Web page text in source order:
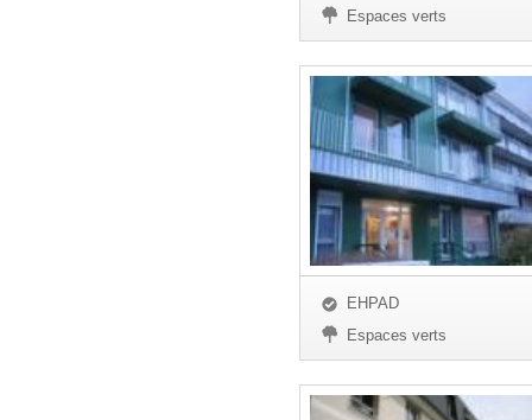
Espaces verts
EHPAD
Espaces verts